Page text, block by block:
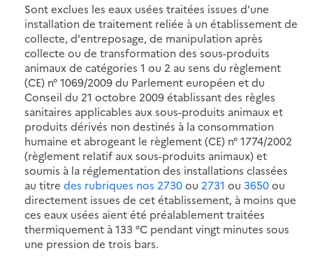
Sont exclues les eaux usées traitées issues d'une
installation de traitement reliée à un établissement de
collecte, d'entreposage, de manipulation après
collecte ou de transformation des sous-produits
animaux de catégories 1 ou 2 au sens du règlement
(CE) n° 1069/2009 du Parlement européen et du
Conseil du 21 octobre 2009 établissant des règles
sanitaires applicables aux sous-produits animaux et
produits dérivés non destinés à la consommation
humaine et abrogeant le règlement (CE) n° 1774/2002
(règlement relatif aux sous-produits animaux) et
soumis à la réglementation des installations classées
au titre des rubriques nos 2730ou 2731 ou 3650ou
directement issues de cet établissement, à moins que
ces eaux usées aient été préalablement traitées
thermiquement à 133 °C pendant vingt minutes sous
une pression de trois bars.